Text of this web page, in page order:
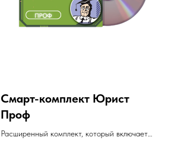
Смарт-комплект Юрист
Проф
Расширенный комплект, который включает